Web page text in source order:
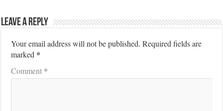
Leave a Reply
Your email address will not be published. Required fields are
marked *
Comment *